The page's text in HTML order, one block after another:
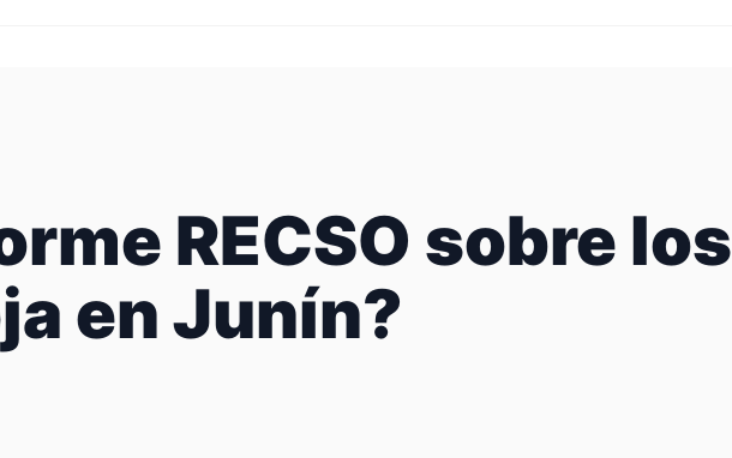
RECSO sobre los
en Junín?